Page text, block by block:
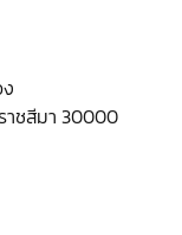
าชสีมา 30000